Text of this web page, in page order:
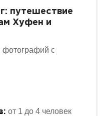
путешествие
Хуфен и
фотографий с
от 1 до 4 человек